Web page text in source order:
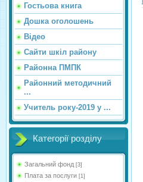
Гостьова книга
Дошка оголошень
Відео
Сайти шкіл району
Районна ПМПК
Районний методичний
...
Учитель року-2019 у ...
Категорії розділу
Загальний фонд [3]
Плата за послуги [1]